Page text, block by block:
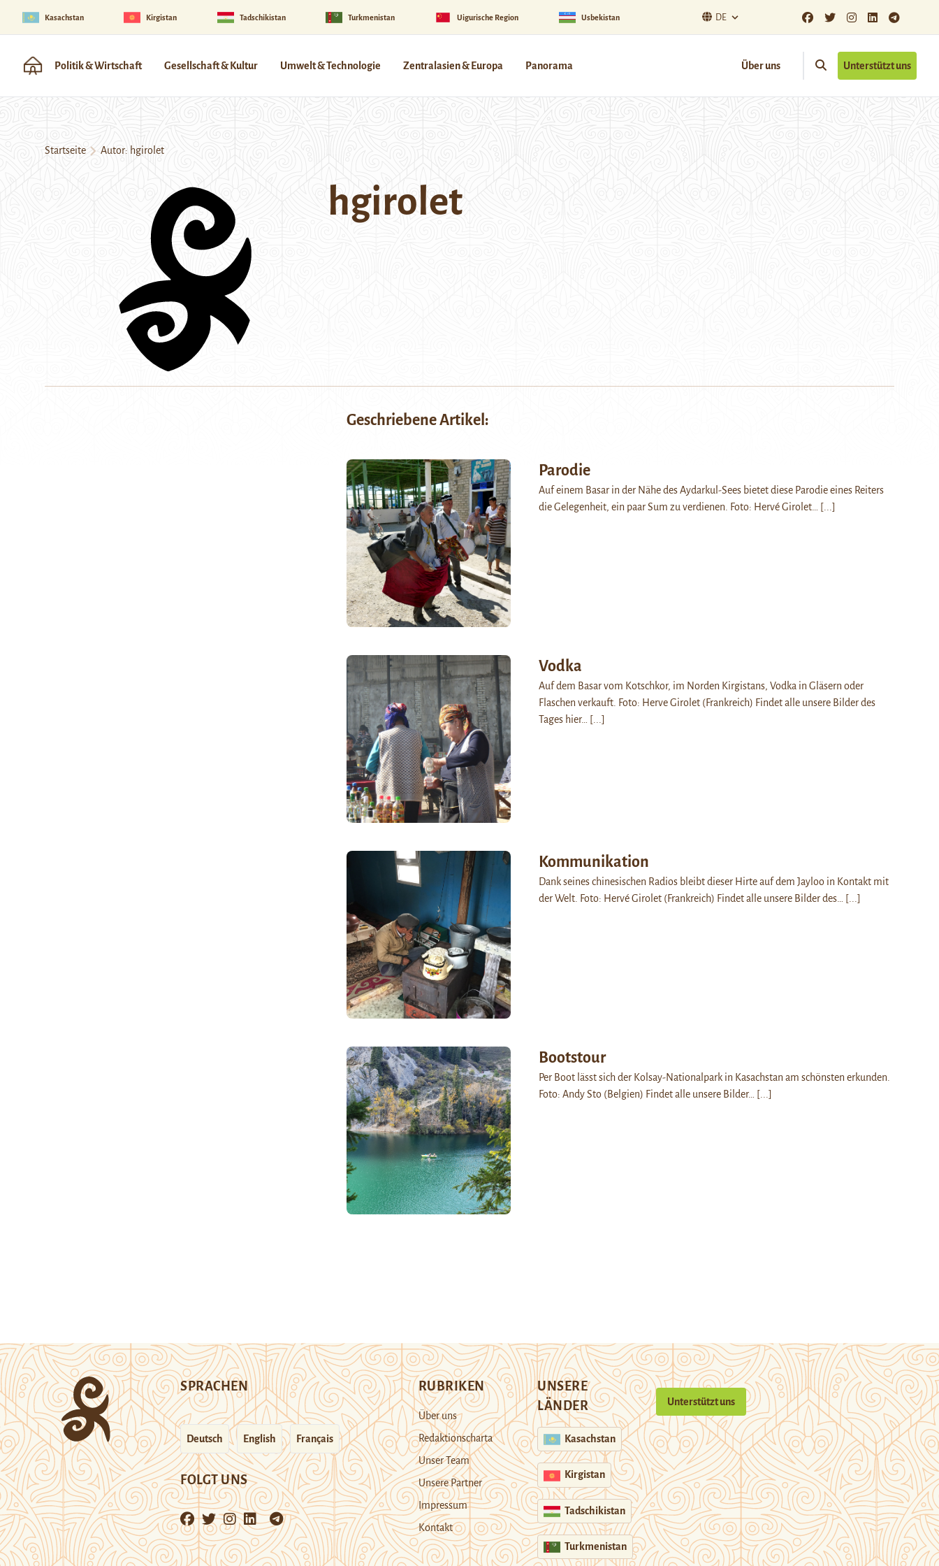
Kasachstan Kirgistan Tadschikistan Turkmenistan Uigurische Region Usbekistan DE
Politik & Wirtschaft Gesellschaft & Kultur Umwelt & Technologie Zentralasien & Europa Panorama Über uns Unterstützt uns
Startseite Autor: hgirolet
hgirolet
Geschriebene Artikel:
Parodie
Auf einem Basar in der Nähe des Aydarkul-Sees bietet diese Parodie eines Reiters
die Gelegenheit, ein paar Sum zu verdienen. Foto: Hervé Girolet…
[...]
Vodka
Auf dem Basar vom Kotschkor, im Norden Kirgistans, Vodka in Gläsern oder
Flaschen verkauft. Foto: Herve Girolet (Frankreich) Findet alle unsere Bilder des
Tages hier…
[...]
Kommunikation
Dank seines chinesischen Radios bleibt dieser Hirte auf dem Jayloo in Kontakt mit
der Welt. Foto: Hervé Girolet (Frankreich) Findet alle unsere Bilder des…
[...]
Bootstour
Per Boot lässt sich der Kolsay-Nationalpark in Kasachstan am schönsten erkunden.
Foto: Andy Sto (Belgien) Findet alle unsere Bilder…
[...]
SPRACHEN
Deutsch English Français
FOLGT UNS
RUBRIKEN
Über uns
Redaktionscharta
Unser Team
Unsere Partner
Impressum
Kontakt
UNSERE
LÄNDER
Kasachstan
Kirgistan
Tadschikistan
Turkmenistan
Unterstützt uns